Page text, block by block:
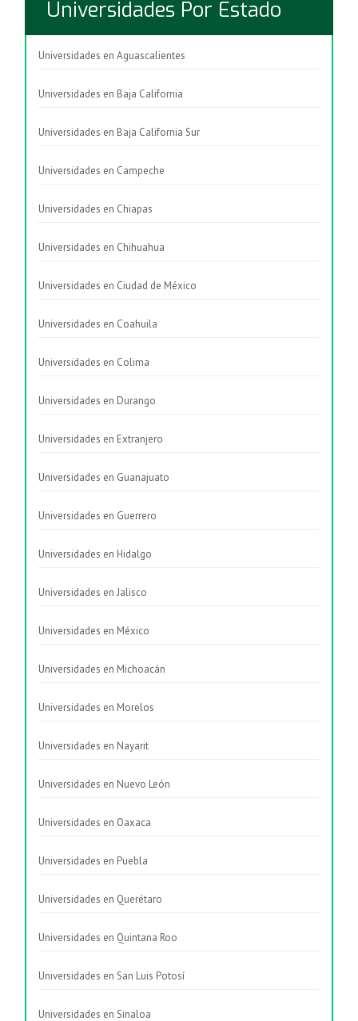
Universidades Por Estado
Universidades en Aguascalientes
Universidades en Baja California
Universidades en Baja California Sur
Universidades en Campeche
Universidades en Chiapas
Universidades en Chihuahua
Universidades en Ciudad de México
Universidades en Coahuila
Universidades en Colima
Universidades en Durango
Universidades en Extranjero
Universidades en Guanajuato
Universidades en Guerrero
Universidades en Hidalgo
Universidades en Jalisco
Universidades en México
Universidades en Michoacán
Universidades en Morelos
Universidades en Nayarit
Universidades en Nuevo León
Universidades en Oaxaca
Universidades en Puebla
Universidades en Querétaro
Universidades en Quintana Roo
Universidades en San Luis Potosí
Universidades en Sinaloa